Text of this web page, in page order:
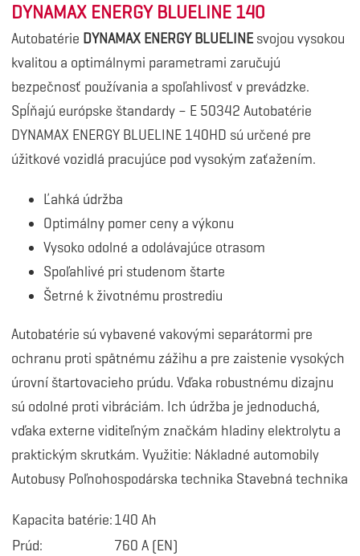
DYNAMAX ENERGY BLUELINE 140
Autobatérie DYNAMAX ENERGY BLUELINEsvojou vysokou
kvalitou a optimálnymi parametrami zaručujú
bezpečnosť používania a spoľahlivosť v prevádzke.
Spĺňajú európske štandardy – E 50342 Autobatérie
DYNAMAX ENERGY BLUELINE 140HD sú určené pre
úžitkové vozidlá pracujúce pod vysokým zaťažením.
Ľahká údržba
Optimálny pomer ceny a výkonu
Vysoko odolné a odolávajúce otrasom
Spoľahlivé pri studenom štarte
Šetrné k životnému prostrediu
Autobatérie sú vybavené vakovými separátormi pre
ochranu proti spätnému zážihu a pre zaistenie vysokých
úrovní štartovacieho prúdu. Vďaka robustnému dizajnu
sú odolné proti vibráciám. Ich údržba je jednoduchá,
vďaka externe viditeľným značkám hladiny elektrolytu a
praktickým skrutkám. Využitie: Nákladné automobily
Autobusy Poľnohospodárska technika Stavebná technika
Kapacita batérie:140 Ah
Prúd:
760 A (EN)